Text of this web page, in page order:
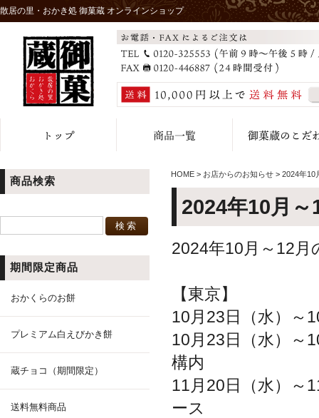
散居の里・おかき処 御菓蔵 オンラインショップ
商品検索
期間限定商品
おかくらのお餅
プレミアム白えびかき餅
蔵チョコ（期間限定）
送料無料商品
HOME > お店からのお知らせ > 2024年10
2024年10月
2024年10月～12
【東京】
10月23日（水）～
10月23日（水）～
構内
11月20日（水）～
ース